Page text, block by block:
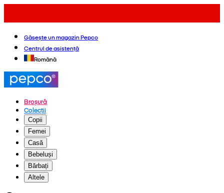
Găsește un magazin Pepco
Centrul de asistență
Română
Broșură
Colecții
Copii
Femei
Casă
Bebeluși
Bărbați
Altele